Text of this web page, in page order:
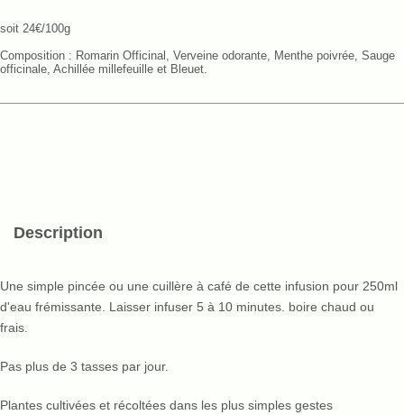
soit 24€/100g
Composition : Romarin Officinal, Verveine odorante, Menthe poivrée, Sauge
officinale, Achillée millefeuille et Bleuet.
Description
Une simple pincée ou une cuillère à café de cette infusion pour 250ml
d'eau frémissante. Laisser infuser 5 à 10 minutes. boire chaud ou
frais.
Pas plus de 3 tasses par jour.
Plantes cultivées et récoltées dans les plus simples gestes